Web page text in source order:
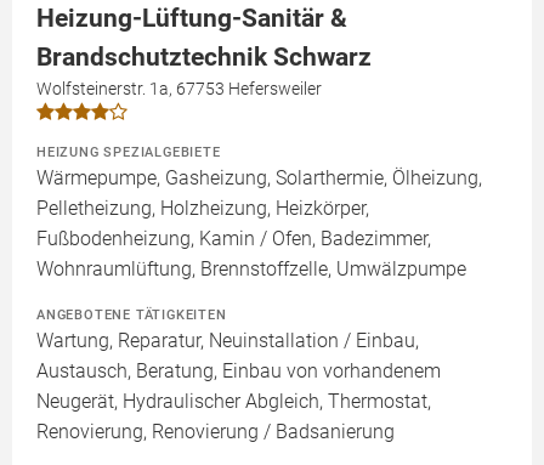
Heizung-Lüftung-Sanitär &
Brandschutztechnik Schwarz
Wolfsteinerstr. 1a, 67753 Hefersweiler
HEIZUNG SPEZIALGEBIETE
Wärmepumpe, Gasheizung, Solarthermie, Ölheizung,
Pelletheizung, Holzheizung, Heizkörper,
Fußbodenheizung, Kamin / Ofen, Badezimmer,
Wohnraumlüftung, Brennstoffzelle, Umwälzpumpe
ANGEBOTENE TÄTIGKEITEN
Wartung, Reparatur, Neuinstallation / Einbau,
Austausch, Beratung, Einbau von vorhandenem
Neugerät, Hydraulischer Abgleich, Thermostat,
Renovierung, Renovierung / Badsanierung